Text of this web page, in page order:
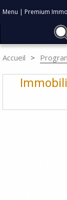
Menu | Premium
Accueil